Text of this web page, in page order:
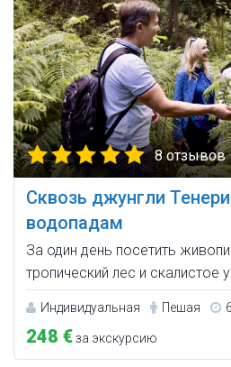
8 отзывов
Сквозь джунгли
водопадам
За один день посетить
тропический лес и скалистое
Индивидуальная Пешая
248 €за экскурсию